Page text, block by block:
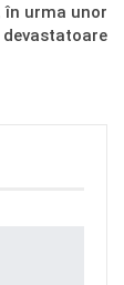
în urma unor